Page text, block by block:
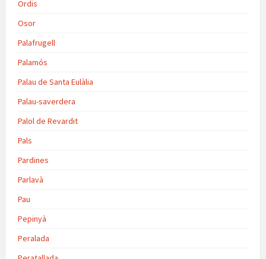
Ordis
Osor
Palafrugell
Palamós
Palau de Santa Eulàlia
Palau-saverdera
Palol de Revardit
Pals
Pardines
Parlavà
Pau
Pepinyà
Peralada